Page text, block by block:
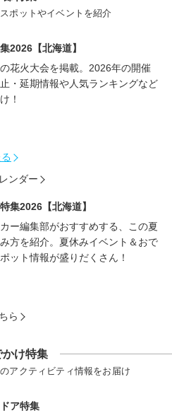
ポットやイベントを紹介
2026【北海道】
花火大会を掲載。2026年の開催
・延期情報や人気ランキングなど
！
ンダー
集2026【北海道】
ー編集部がおすすめする、この夏
方を紹介。夏休みイベント＆おで
ット情報が盛りだくさん！
ら
かけ特集
アクティビティ情報をお届け
ア特集